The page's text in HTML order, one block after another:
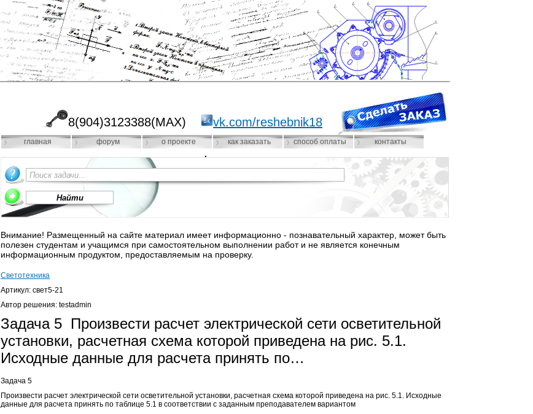
8(904)3123388(MAX) vk.com/reshebnik18
главная форум о проекте как заказать способ оплаты контакты
Внимание! Размещенный на сайте материал имеет информационно - познавательный характер, может быть
полезен студентам и учащимся при самостоятельном выполнении работ и не является конечным
информационным продуктом, предоставляемым на проверку.
Светотехника
Артикул: свет5-21
Автор решения: testadmin
Задача 5 Произвести расчет электрической сети осветительной
установки, расчетная схема которой приведена на рис. 5.1.
Исходные данные для расчета принять по…
Задача 5
Произвести расчет электрической сети осветительной установки, расчетная схема которой приведена на рис. 5.1. Исходные
данные для расчета принять по таблице 5.1 в соответствии с заданным преподавателем вариантом